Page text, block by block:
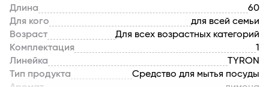
Длина
60
Для кого
для всей семьи
Возраст
Для всех возрастных категорий
Комплектация
1
Линейка
TYRON
Тип продукта
Средство для мытья посуды